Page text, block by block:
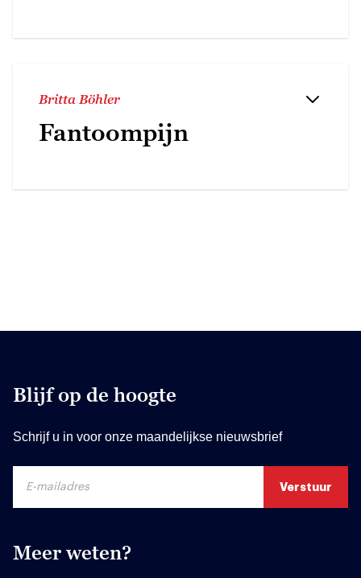
Britta Böhler
Fantoompijn
Blijf op de hoogte
Schrijf u in voor onze maandelijkse nieuwsbrief
Meer weten?